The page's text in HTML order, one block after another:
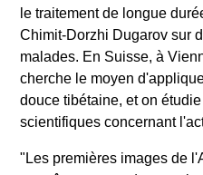
le traitement de longue
Chimit-Dorzhi Dugarov sur
malades. En Suisse, à
cherche le moyen
douce tibétaine, et on
scientifiques concernant
"Les premières images de